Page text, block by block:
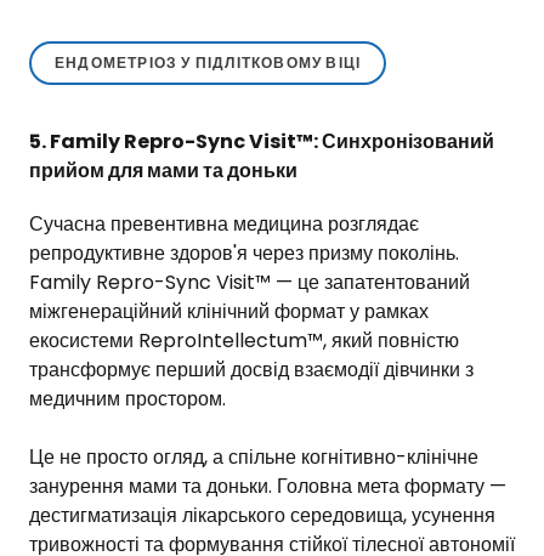
ЕНДОМЕТРІОЗ У ПІДЛІТКОВОМУ ВІЦІ
5. Family Repro-Sync Visit™: Синхронізований
прийом для мами та доньки
Сучасна превентивна медицина розглядає
репродуктивне здоров'я через призму поколінь.
Family Repro-Sync Visit™ — це запатентований
міжгенераційний клінічний формат у рамках
екосистеми ReproIntellectum™, який повністю
трансформує перший досвід взаємодії дівчинки з
медичним простором.
Це не просто огляд, а спільне когнітивно-клінічне
занурення мами та доньки. Головна мета формату —
дестигматизація лікарського середовища, усунення
тривожності та формування стійкої тілесної автономії